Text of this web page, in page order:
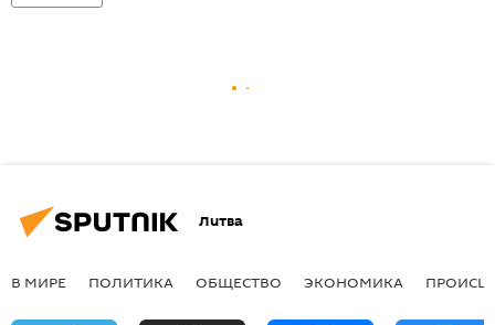
Литва
В МИРЕ ПОЛИТИКА ОБЩЕСТВО ЭКОНОМИКА